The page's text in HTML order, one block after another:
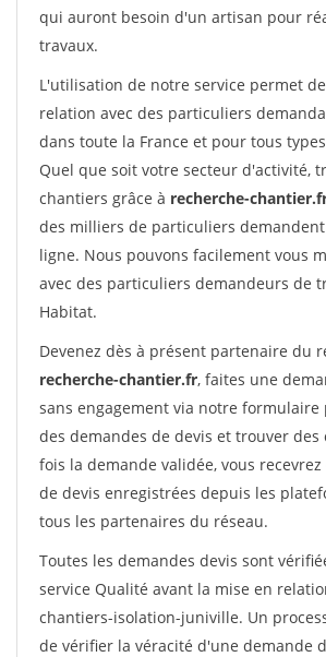
qui auront besoin d'un artisan pour
travaux.
L'utilisation de notre service permet
relation avec des particuliers
dans toute la France et pour tous
Quel que soit votre secteur d'activité,
chantiers grâce à recherche-
des milliers de particuliers
ligne. Nous pouvons facilement vous
avec des particuliers demandeurs de
Habitat.
Devenez dès à présent partenaire du
recherche-chantier.fr, faites une
sans engagement via notre formulaire
des demandes de devis et trouver des
fois la demande validée, vous
de devis enregistrées depuis les
tous les partenaires du réseau.
Toutes les demandes devis sont
service Qualité avant la mise en
chantiers-isolation-juniville. Un
de vérifier la véracité d'une demande